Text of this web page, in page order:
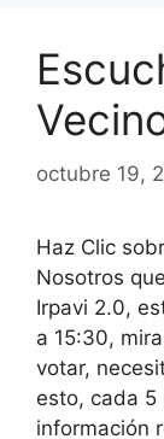
octubre 19,
Haz Clic
Nosotros
Irpavi 2.0,
a 15:30,
votar,
esto, cada 5
información